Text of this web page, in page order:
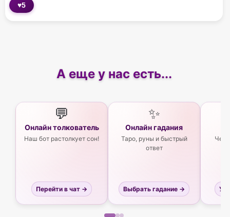
♥5
А еще у нас есть...
💬
Онлайн толкователь
Наш бот растолкует сон!
Перейти в чат →
✨
Онлайн гадания
Таро, руны и быстрый
ответ
Выбрать гадание →